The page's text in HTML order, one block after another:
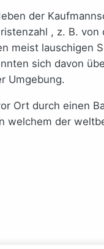
der
, z. B.
lauschigen
sich davon
Umgebung.
Ort durch einen
der